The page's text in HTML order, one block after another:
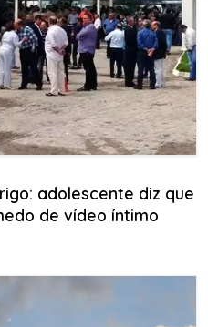
adolescente diz que
de vídeo íntimo